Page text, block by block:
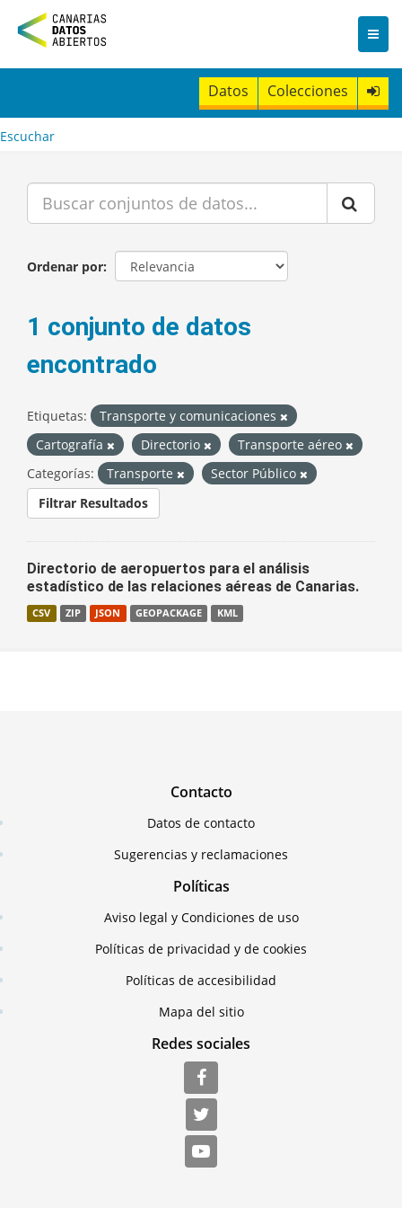
n
t
Datos Colecciones
Escuchar
Ordenar por
1 conjunto de datos
encontrado
Etiquetas:
Transporte y comunicaciones
Cartografía
Directorio
Transporte aéreo
Categorías:
Transporte
Sector Público
Filtrar Resultados
Directorio de aeropuertos para el análisis
estadístico de las relaciones aéreas de Canarias.
CSV ZIP JSON GEOPACKAGE KML
Contacto
Datos de contacto
Sugerencias y reclamaciones
Políticas
Aviso legal y Condiciones de uso
Políticas de privacidad y de cookies
Políticas de accesibilidad
Mapa del sitio
Redes sociales